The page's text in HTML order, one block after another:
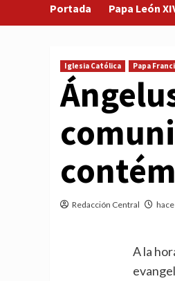
Portada Papa León
Iglesia Católica Papa
Redacción Central
A la